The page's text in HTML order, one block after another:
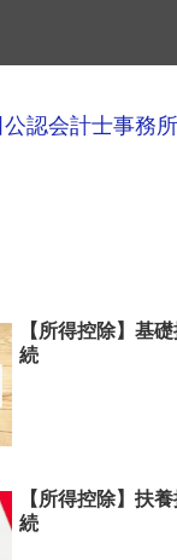
公認会計士事務所
【所得控除】基
続
【所得控除】扶
続